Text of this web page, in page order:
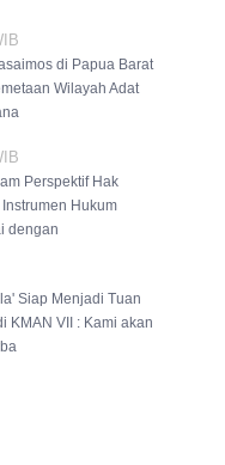
di Papua Barat
Wilayah Adat
Perspektif Hak
Hukum
dengan
Siap Menjadi Tuan
KMAN VII : Kami akan